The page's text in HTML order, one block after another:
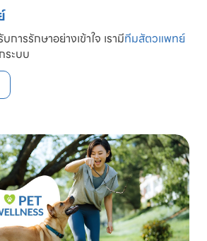
การรักษาอย่างเข้าใจ เรามีทีมสัตวแพทย์
ระบบ